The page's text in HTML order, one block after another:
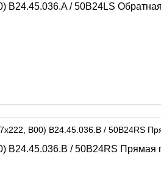
/ 50B24LS
B24.45.036.B / 50B24RS Прямая